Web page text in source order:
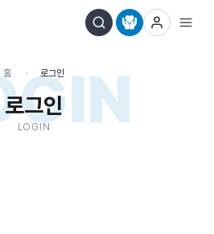
홈 로그인
로그인
LOGIN